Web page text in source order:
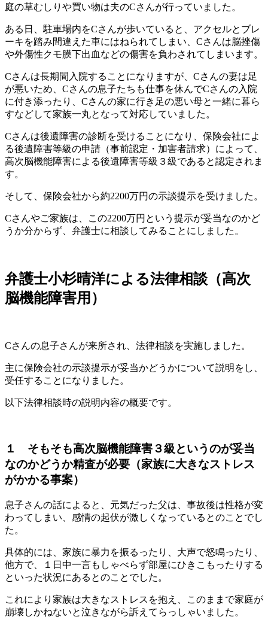
庭の草むしりや買い物は夫のCさんが行っていました。
ある日、駐車場内をCさんが歩いていると、アクセルとブレ
ーキを踏み間違えた車にはねられてしまい、Cさんは脳挫傷
や外傷性クモ膜下出血などの傷害を負わされてしまいます。
Cさんは長期間入院することになりますが、Cさんの妻は足
が悪いため、Cさんの息子たちも仕事を休んでCさんの入院
に付き添ったり、Cさんの家に行き足の悪い母と一緒に暮ら
すなどして家族一丸となって対応していました。
Cさんは後遺障害の診断を受けることになり、保険会社によ
る後遺障害等級の申請（事前認定・加害者請求）によって、
高次脳機能障害による後遺障害等級３級であると認定されま
す。
そして、保険会社から約2200万円の示談提示を受けました。
Cさんやご家族は、この2200万円という提示が妥当なのかど
うか分からず、弁護士に相談してみることにしました。
弁護士小杉晴洋による法律相談（高次
脳機能障害用）
Cさんの息子さんが来所され、法律相談を実施しました。
主に保険会社の示談提示が妥当かどうかについて説明をし、
受任することになりました。
以下法律相談時の説明内容の概要です。
１ そもそも高次脳機能障害３級というのが妥当
なのかどうか精査が必要（家族に大きなストレス
がかかる事案）
息子さんの話によると、元気だった父は、事故後は性格が変
わってしまい、感情の起伏が激しくなっているとのことでし
た。
具体的には、家族に暴力を振るったり、大声で怒鳴ったり、
他方で、１日中一言もしゃべらず部屋にひきこもったりする
といった状況にあるとのことでした。
これにより家族は大きなストレスを抱え、このままで家庭が
崩壊しかねないと泣きながら訴えてらっしゃいました。